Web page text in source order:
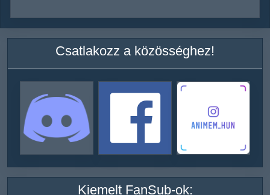
Csatlakozz a közösséghez!
Kiemelt FanSub-ok: